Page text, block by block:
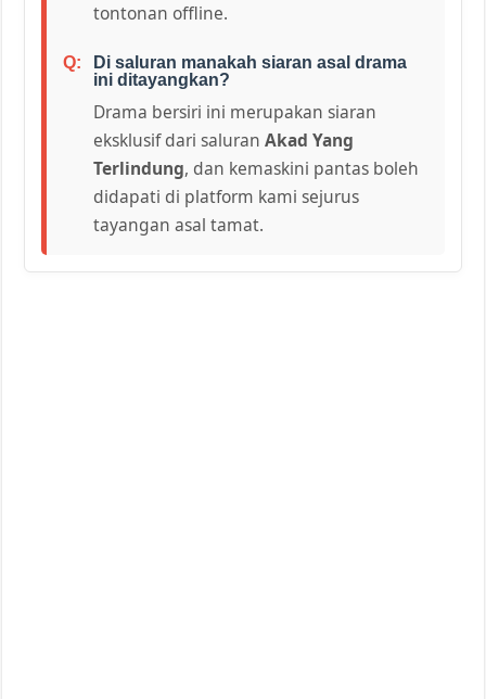
tontonan offline.
Di saluran manakah siaran asal drama
ini ditayangkan?
Drama bersiri ini merupakan siaran
eksklusif dari saluranAkad Yang
Terlindung, dan kemaskini pantas boleh
didapati di platform kami sejurus
tayangan asal tamat.